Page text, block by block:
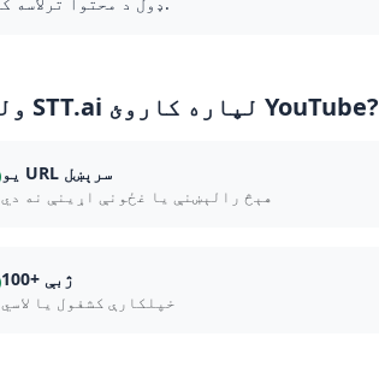
ولې د STT.ai لپاره کاروئ YouTube?
يو URL سرېښل
هېڅ رالېښنې يا غځونې اړينې نه دي
100+ ژبې
خپلکارې کشفول يا لاسي